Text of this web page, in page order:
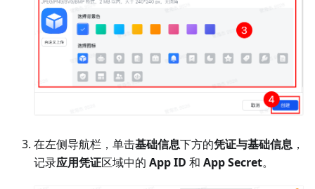
在左侧导航栏，单击基础信息下方的凭证与基础信息 ，
记录应用凭证区域中的 App ID 和 App Secret。